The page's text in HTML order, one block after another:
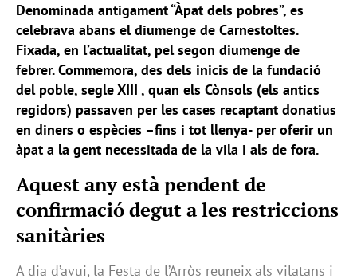
Denominada antigament “Àpat dels pobres”, es
celebrava abans el diumenge de Carnestoltes.
Fixada, en l’actualitat, pel segon diumenge de
febrer. Commemora, des dels inicis de la fundació
del poble, segle XIII , quan els Cònsols (els antics
regidors) passaven per les cases recaptant donatius
en diners o espècies –fins i tot llenya- per oferir un
àpat a la gent necessitada de la vila i als de fora.
Aquest any està pendent de
confirmació degut a les restriccions
sanitàries
A dia d’avui, la Festa de l’Arròs reuneix als vilatans i